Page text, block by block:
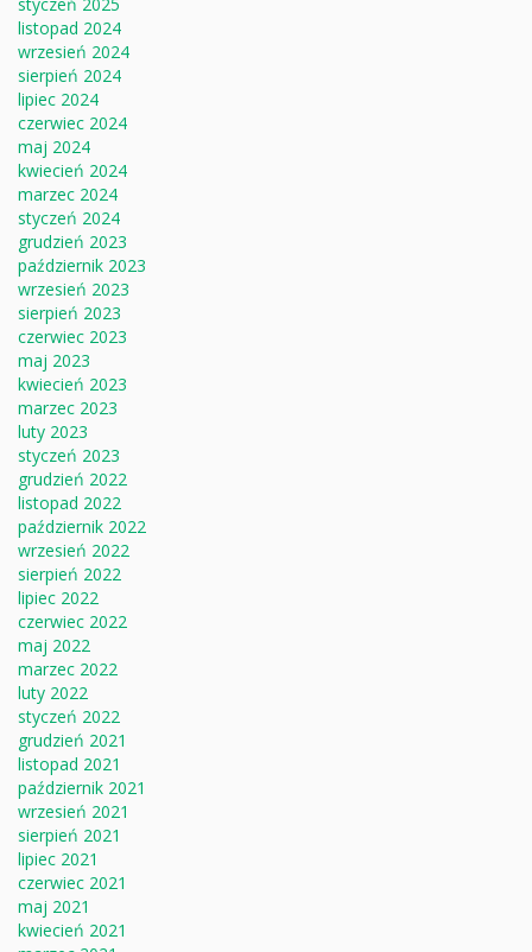
listopad 2024
wrzesień 2024
sierpień 2024
lipiec 2024
czerwiec 2024
maj 2024
kwiecień 2024
marzec 2024
styczeń 2024
grudzień 2023
październik 2023
wrzesień 2023
sierpień 2023
czerwiec 2023
maj 2023
kwiecień 2023
marzec 2023
luty 2023
styczeń 2023
grudzień 2022
listopad 2022
październik 2022
wrzesień 2022
sierpień 2022
lipiec 2022
czerwiec 2022
maj 2022
marzec 2022
luty 2022
styczeń 2022
grudzień 2021
listopad 2021
październik 2021
wrzesień 2021
sierpień 2021
lipiec 2021
czerwiec 2021
maj 2021
kwiecień 2021